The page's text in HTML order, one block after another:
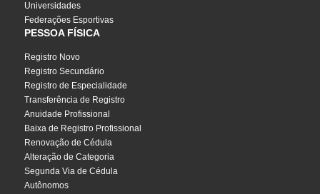
Universidades
Federações Esportivas
PESSOA FÍSICA
Registro Novo
Registro Secundário
Registro de Especialidade
Transferência de Registro
Anuidade Profissional
Baixa de Registro Profissional
Renovação de Cédula
Alteração de Categoria
Segunda Via de Cédula
Autônomos